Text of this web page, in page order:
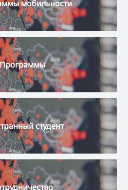
мобильности
Программы
студент